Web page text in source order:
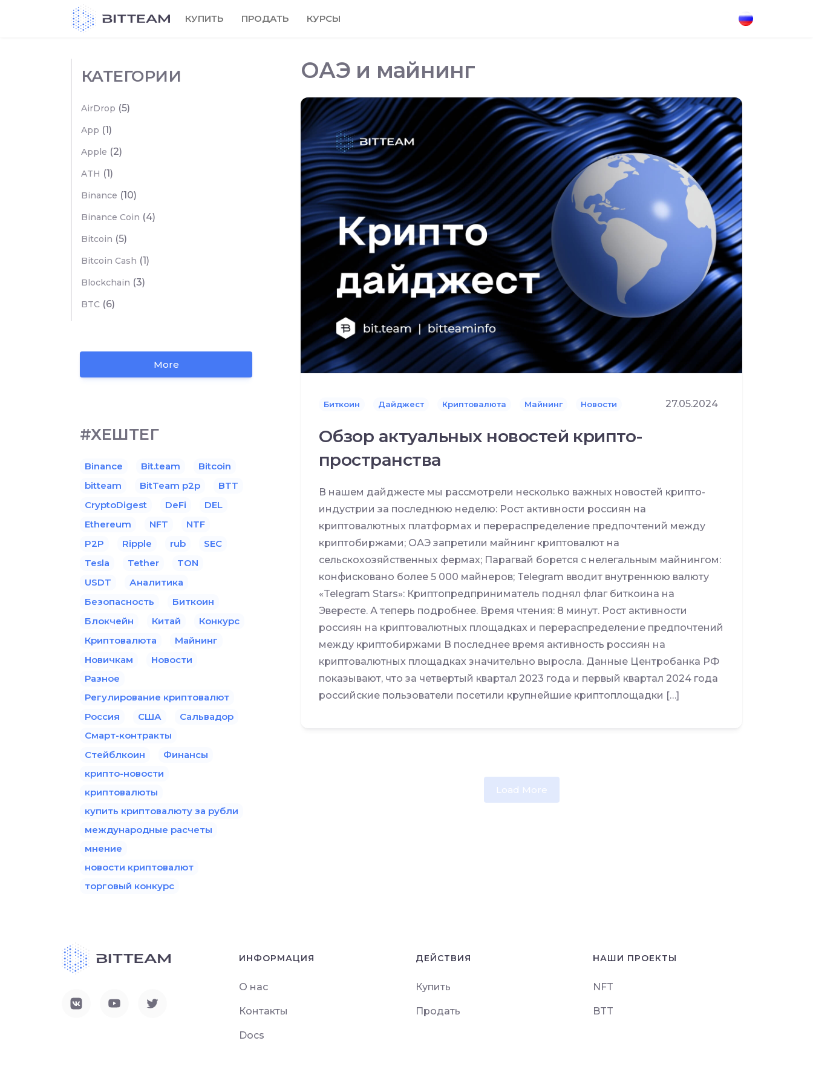
КУПИТЬ ПРОДАТЬ КУРСЫ
ОАЭ и майнинг
Биткоин Дайджест Криптовалюта Майнинг Новости 27.05.2024
Обзор актуальных новостей крипто-
пространства
В нашем дайджесте мы рассмотрели несколько важных новостей крипто-
индустрии за последнюю неделю: Рост активности россиян на
криптовалютных платформах и перераспределение предпочтений между
криптобиржами; ОАЭ запретили майнинг криптовалют на
сельскохозяйственных фермах; Парагвай борется с нелегальным майнингом:
конфисковано более 5 000 майнеров; Telegram вводит внутреннюю валюту
«Telegram Stars»: Криптопредприниматель поднял флаг биткоина на
Эвересте. А теперь подробнее. Время чтения: 8 минут. Рост активности
россиян на криптовалютных площадках и перераспределение предпочтений
между криптобиржами В последнее время активность россиян на
криптовалютных площадках значительно выросла. Данные Центробанка РФ
показывают, что за четвертый квартал 2023 года и первый квартал 2024 года
российские пользователи посетили крупнейшие криптоплощадки […]
Load More
КАТЕГОРИИ
AirDrop (5)
App (1)
Apple (2)
ATH (1)
Binance (10)
Binance Coin (4)
Bitcoin (5)
Bitcoin Cash (1)
Blockchain (3)
BTC (6)
More
#ХЕШТЕГ
Binance Bit.team
Bitcoin
bitteam
BitTeam p2p
BTT
CryptoDigest
DeFi
DEL
Ethereum
NFT
NTF
P2P
Ripple rub
SEC
Tesla
Tether
TON
USDT
Аналитика
Безопасность
Биткоин
Блокчейн
Китай
Конкурс
Криптовалюта
Майнинг
Новичкам
Новости
Разное
Регулирование криптовалют
Россия
США
Сальвадор
Смарт-контракты
Стейблкоин
Финансы
крипто-новости
криптовалюты
купить криптовалюту за рубли
международные расчеты
мнение
новости криптовалют
торговый конкурс
ИНФОРМАЦИЯ
О нас
Контакты
Docs
ДЕЙСТВИЯ
Купить
Продать
НАШИ ПРОЕКТЫ
NFT
BTT